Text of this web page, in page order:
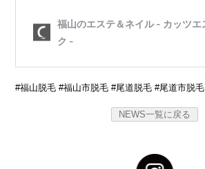
#福山脱毛 #福山市脱毛 #尾道脱毛 #尾道市脱毛
NEWS一覧に戻る